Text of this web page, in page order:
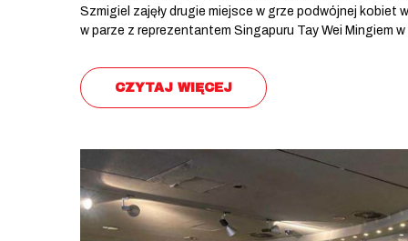
Szmigiel zajęły drugie miejsce w grze podwójnej kobiet
w parze z reprezentantem Singapuru Tay Wei Mingiem w
CZYTAJ WIĘCEJ